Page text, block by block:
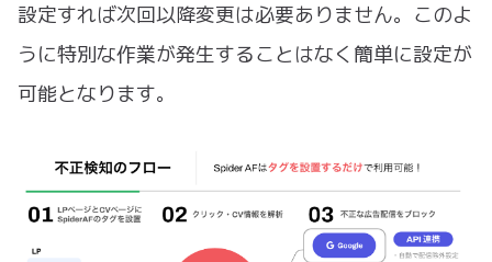
設定すれば次回以降変更は必要ありません。このよ
うに特別な作業が発生することはなく簡単に設定が
可能となります。